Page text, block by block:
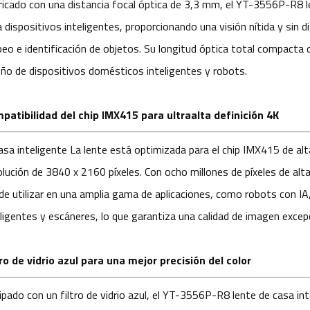
con una distancia focal óptica de 3,3 mm, el YT-3556P-R8
dispositivos inteligentes, proporcionando una visión nítida y sin
e identificación de objetos. Su longitud óptica total
de dispositivos domésticos inteligentes y robots.
del chip IMX415 para ultraalta definición 4K
inteligente La lente está optimizada para el chip IMX415 de
de 3840 x 2160 píxeles. Con ocho millones de píxeles de
utilizar en una amplia gama de aplicaciones, como robots con
y escáneres, lo que garantiza una calidad de imagen
de vidrio azul para una mejor precisión del color
con un filtro de vidrio azul, el YT-3556P-R8lente de casa